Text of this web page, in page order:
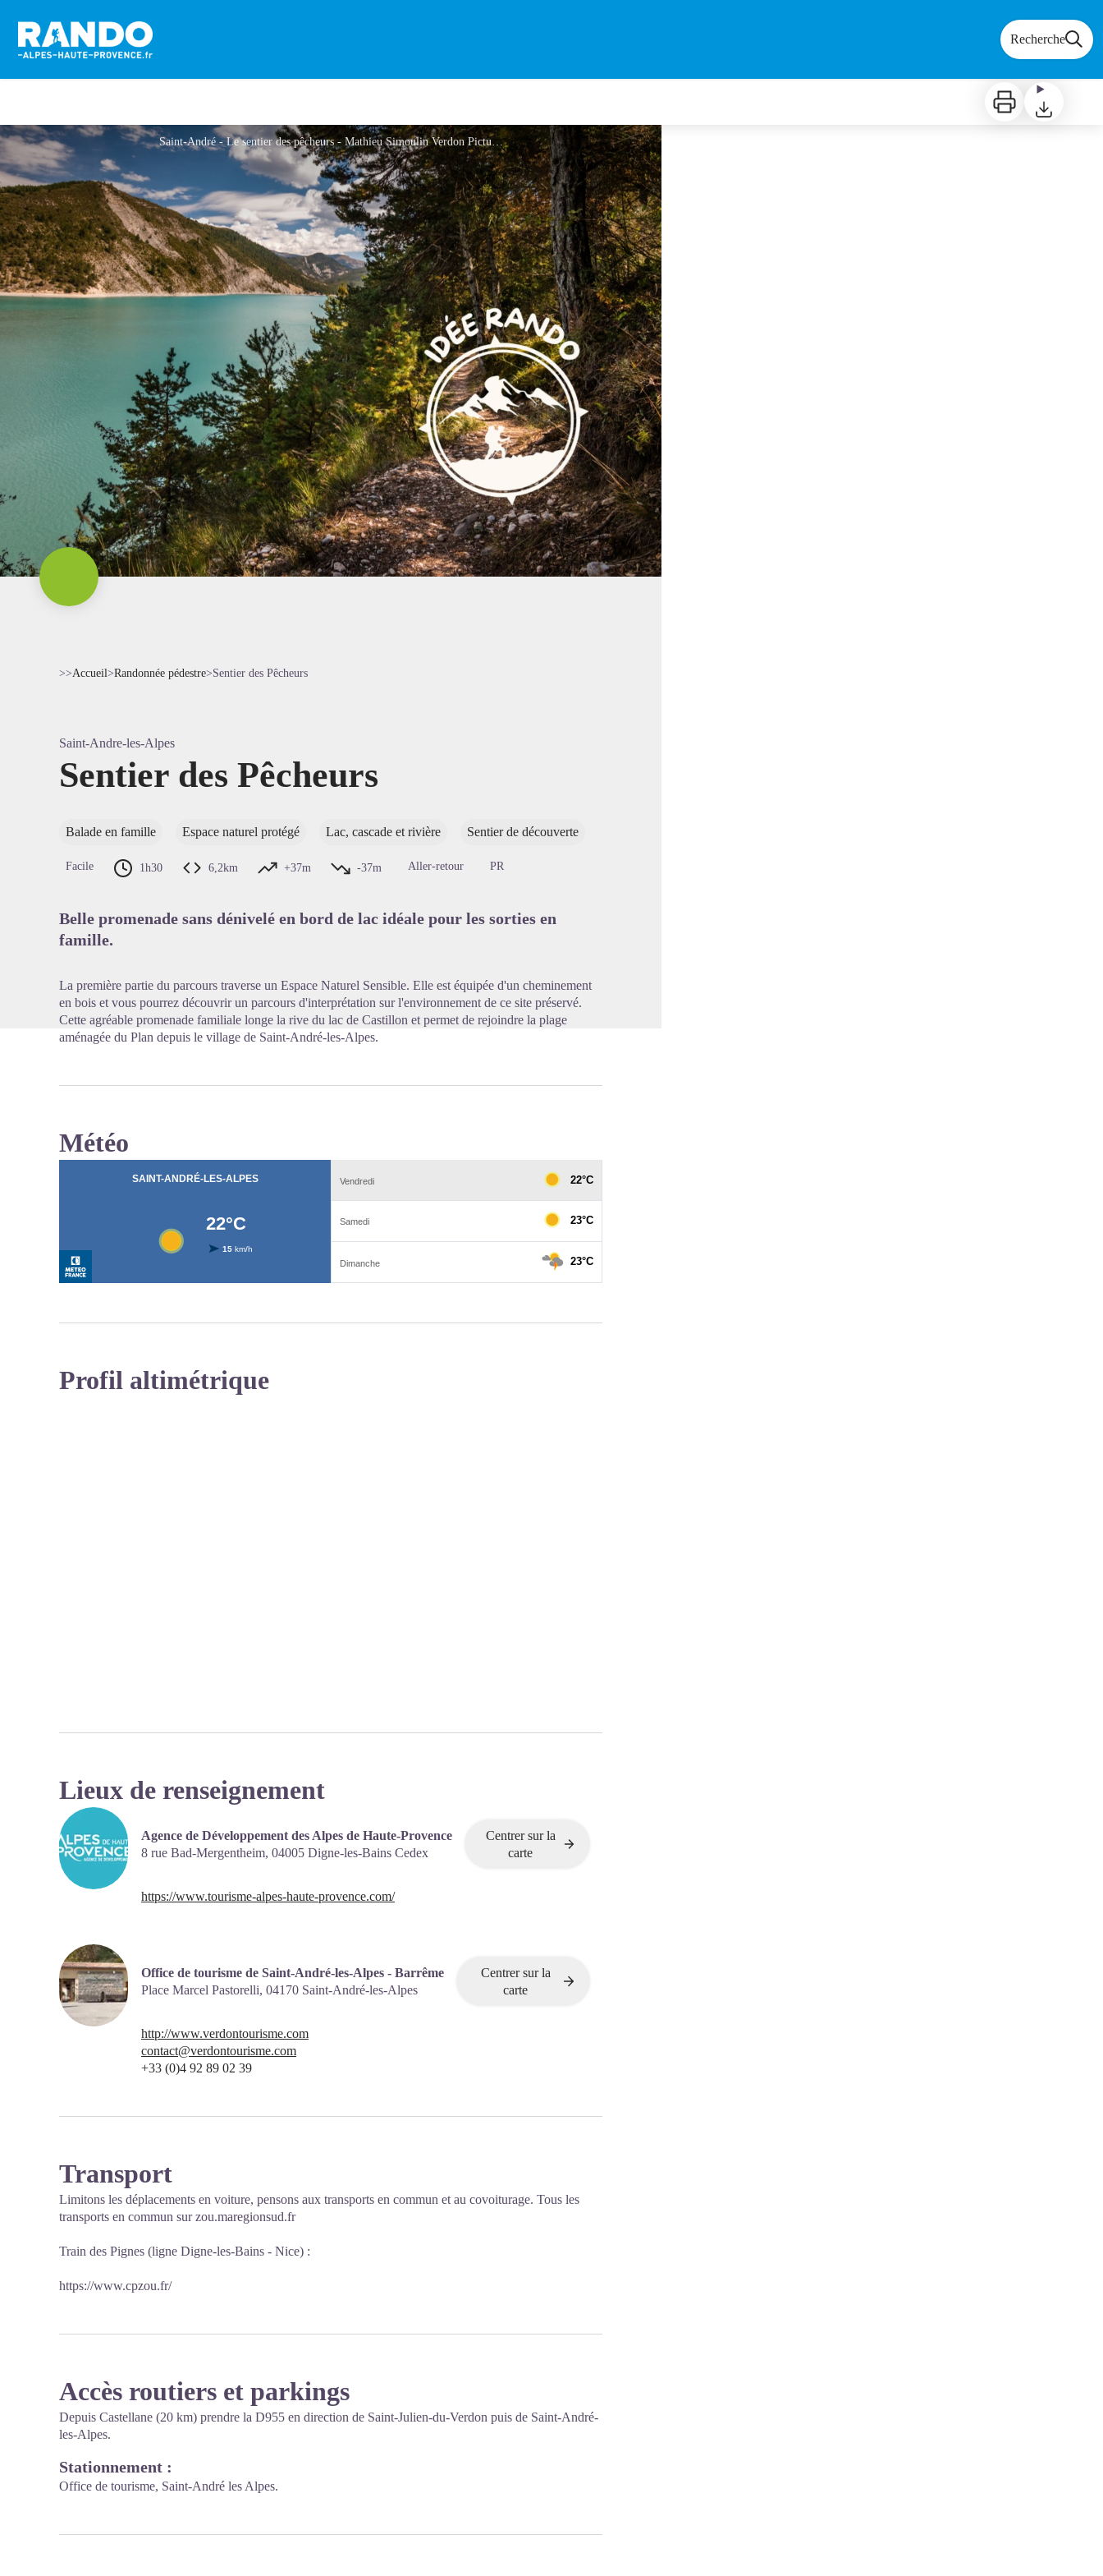
Recherche
Imprimer Télécharger
Saint-André - Le sentier des pêcheurs - Mathieu Simoulin Verdon Pictures
>>Accueil>Randonnée pédestre>Sentier des Pêcheurs
Saint-Andre-les-Alpes
Sentier des Pêcheurs
Balade en famille Espace naturel protégé Lac, cascade et rivière Sentier de découverte
Facile 1h30 6,2km +37m -37m Aller-retour PR
Belle promenade sans dénivelé en bord de lac idéale pour les sorties en
famille.
La première partie du parcours traverse un Espace Naturel Sensible. Elle est équipée d'un cheminement
en bois et vous pourrez découvrir un parcours d'interprétation sur l'environnement de ce site préservé.
Cette agréable promenade familiale longe la rive du lac de Castillon et permet de rejoindre la plage
aménagée du Plan depuis le village de Saint-André-les-Alpes.
Météo
Profil altimétrique
Lieux de renseignement
Agence de Développement des Alpes de Haute-Provence
8 rue Bad-Mergentheim, 04005 Digne-les-Bains Cedex
Centrer sur la
carte
https://www.tourisme-alpes-haute-provence.com/
Office de tourisme de Saint-André-les-Alpes - Barrême
Place Marcel Pastorelli, 04170 Saint-André-les-Alpes
Centrer sur la
carte
http://www.verdontourisme.com
contact@verdontourisme.com
+33 (0)4 92 89 02 39
Transport
Limitons les déplacements en voiture, pensons aux transports en commun et au covoiturage. Tous les
transports en commun surzou.maregionsud.fr
Train des Pignes (ligne Digne-les-Bains - Nice) :
https://www.cpzou.fr/
Accès routiers et parkings
Depuis Castellane (20 km) prendre la D955 en direction de Saint-Julien-du-Verdon puis de Saint-André-
les-Alpes.
Stationnement :
Office de tourisme, Saint-André les Alpes.